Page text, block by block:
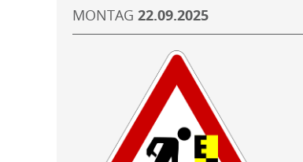
MONTAG 22.09.2025